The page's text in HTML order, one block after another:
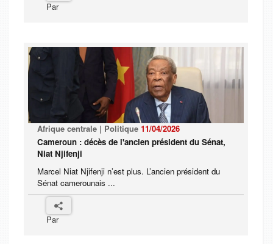
Par
Afrique centrale | Politique 11/04/2026
Cameroun : décès de l'ancien président du Sénat,
Niat Njifenji
Marcel Niat Njifenji n’est plus. L’ancien président du
Sénat camerounais ...
Par